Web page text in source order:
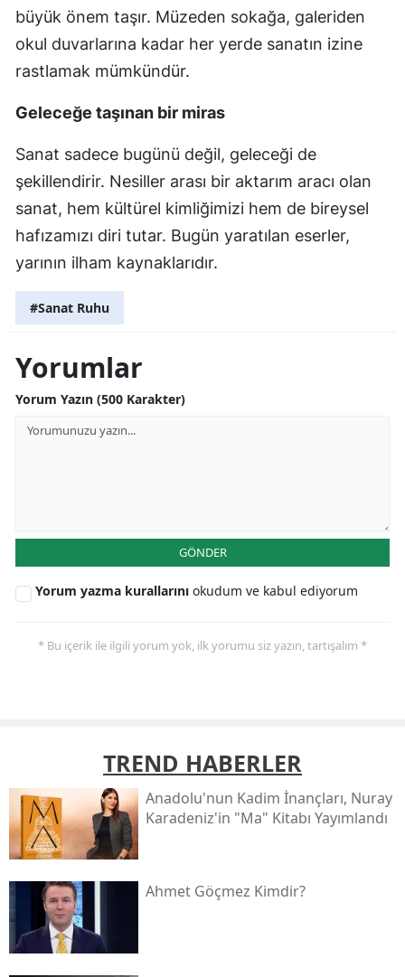
büyük önem taşır. Müzeden sokağa, galeriden
okul duvarlarına kadar her yerde sanatın izine
rastlamak mümkündür.
Geleceğe taşınan bir miras
Sanat sadece bugünü değil, geleceği de
şekillendirir. Nesiller arası bir aktarım aracı olan
sanat, hem kültürel kimliğimizi hem de bireysel
hafızamızı diri tutar. Bugün yaratılan eserler,
yarının ilham kaynaklarıdır.
#Sanat Ruhu
Yorumlar
Yorum Yazın (500 Karakter)
GÖNDER
Yorum yazma kurallarını okudum ve kabul ediyorum
* Bu içerik ile ilgili yorum yok, ilk yorumu siz yazın, tartışalım *
TREND HABERLER
Anadolu'nun Kadim İnançları, Nuray
Karadeniz'in "ma" Kitabı Yayımlandı
Ahmet Göçmez Kimdir?